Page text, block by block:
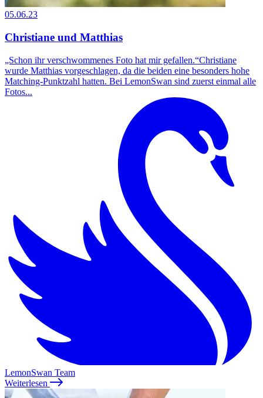
05.06.23
Christiane und Matthias
„Schon ihr verschwommenes Foto hat mir gefallen.“Christiane
wurde Matthias vorgeschlagen, da die beiden eine besonders hohe
Matching-Punktzahl hatten. Bei LemonSwan sind zuerst einmal alle
Fotos...
LemonSwan Team
Weiterlesen